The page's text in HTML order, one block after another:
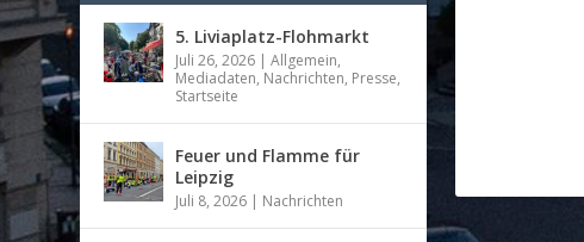
5. Liviaplatz-Flohmarkt
Juli 26, 2026 |Allgemein,
Mediadaten, Nachrichten, Presse,
Startseite
Feuer und Flamme für
Leipzig
Juli 8, 2026 | Nachrichten